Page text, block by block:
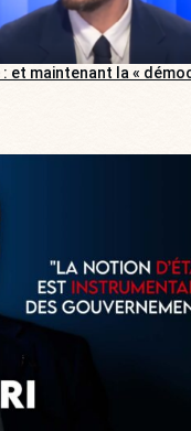
: et maintenant la «